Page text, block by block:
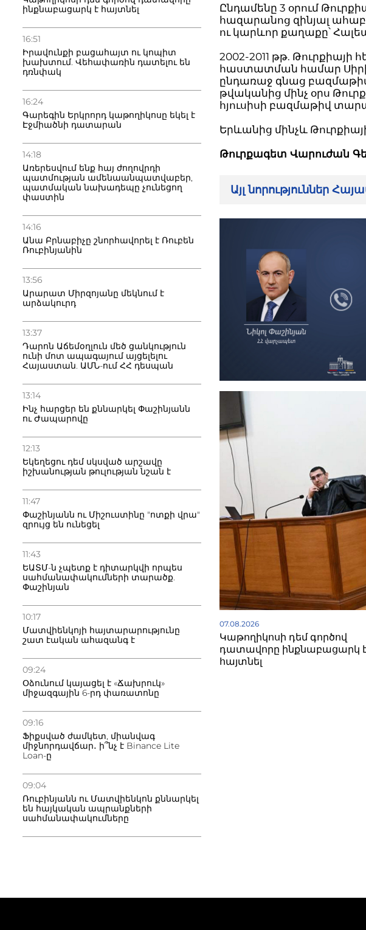
ինքնաբացարկ է հայտնել
16:51
Իրավունքի բացահայտ ու կոպիտ
խախտում. Վեհափառին դատելու են
դռնփակ
16:24
Գարեգին Երկրորդ կաթողիկոսը եկել է
Էջմիածնի դատարան
14:18
Առերեսվում ենք հայ ժողովրդի
պատմության ամենաանպատվաբեր,
պատմական նախադեպը չունեցող
փաստին
14:16
Անա Բրնաբիչը շնորհավորել է Ռուբեն
Ռուբինյանին
13:56
Արարատ Միրզոյանը մեկնում է
արձակուրդ
13:37
Դարոն Աճեմօղլուն մեծ ցանկություն
ունի մոտ ապագայում այցելելու
Հայաստան. ԱՄՆ-ում ՀՀ դեսպան
13:14
Ինչ հարցեր են քննարկել Փաշինյանն
ու Ժապարովը
12:13
Եկեղեցու դեմ սկսված արշավը
իշխանության թուլության նշան է
11:47
Փաշինյանն ու Միշուստինը "ոտքի վրա"
զրույց են ունեցել
11:43
ԵԱՏՄ-ն չպետք է դիտարկվի որպես
սահմանափակումների տարածք.
Փաշինյան
10:17
Մատվիենկոյի հայտարարությունը
շատ էական ահազանգ է
09:24
Օձունում կայացել է «Ճախրուկ»
միջազգային 6-րդ փառատոնը
09:16
Ֆիքսված ժամկետ, միանվագ
միջնորդավճար․ ի՞նչ է Binance Lite
Loan-ը
09:04
Ռուբինյանն ու Մատվիենկոն քննարկել
են հայկական ապրանքների
սահմանափակումները
Ընդամենը 3 օրում
հազարանոց զինյալ
ու կարևոր քաղաքը՝
2002-2011 թթ.
հաստատման համար
ընդառաջ գնաց բազմաթիվ
թվականից մինչ օրս
հյուսիսի բազմաթիվ
Երևանից մինչև
Թուրքագետ Վարուժան
Այլ նորություններ
07.08.2026
Կաթողիկոսի դեմ գործով
դատավորը ինքնաբացարկ
հայտնել